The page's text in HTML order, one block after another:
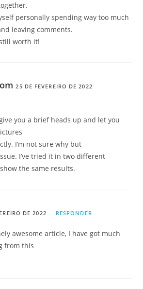
personally spending way too much
leaving comments.
worth it!
25 DE FEVEREIRO DE 2022
you a brief heads up and let you
I’m not sure why but
I’ve tried it in two different
the same results.
DE 2022 RESPONDER
awesome article, I have got much
from this